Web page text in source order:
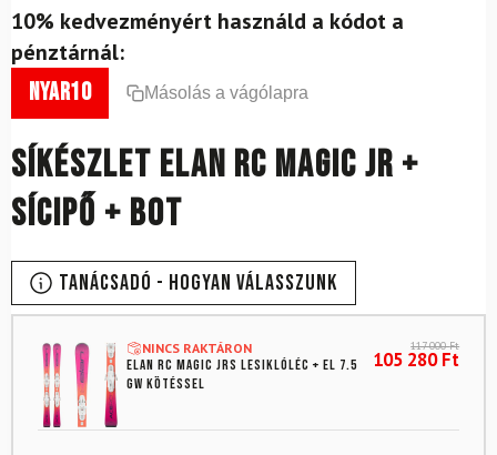
10% kedvezményért használd a kódot a
pénztárnál:
nyar10 Másolás a vágólapra
Síkészlet ELAN RC Magic Jr +
sícipő + bot
Tanácsadó - Hogyan válasszunk
NINCS RAKTÁRON
ELAN RC Magic JRS lesiklóléc + EL 7.5
GW kötéssel
117 000Ft
105 280Ft